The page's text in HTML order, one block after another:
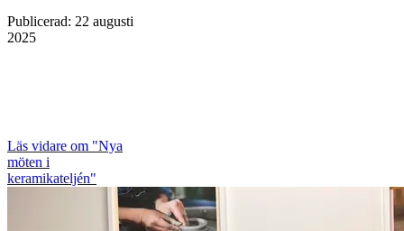
Publicerad: 22 augusti
2025
Läs vidare om "Nya
möten i
keramikateljén"